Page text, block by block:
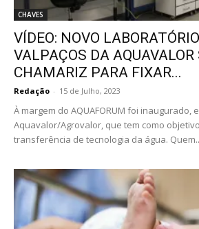
CHAVES
VÍDEO: NOVO
VALPAÇOS DA AQUAVALOR
CHAMARIZ PARA FIXAR...
Redação - 15 de Julho, 2023
À margem do AQUAFORUM foi inaugurado,
Aquavalor/Agrovalor, que tem como
transferência de tecnologia da água.